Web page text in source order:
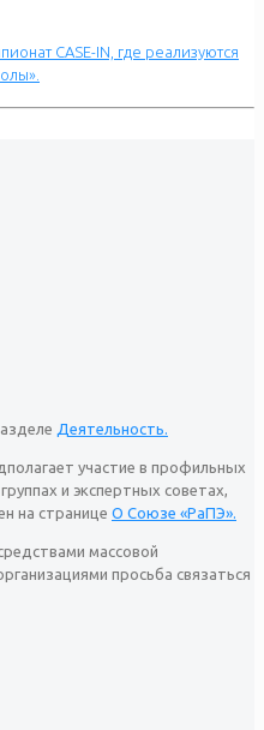
CASE-IN, где реализуются
Деятельность.
участие в профильных
и экспертных советах,
на странице О Союзе «РаПЭ».
массовой
просьба связаться